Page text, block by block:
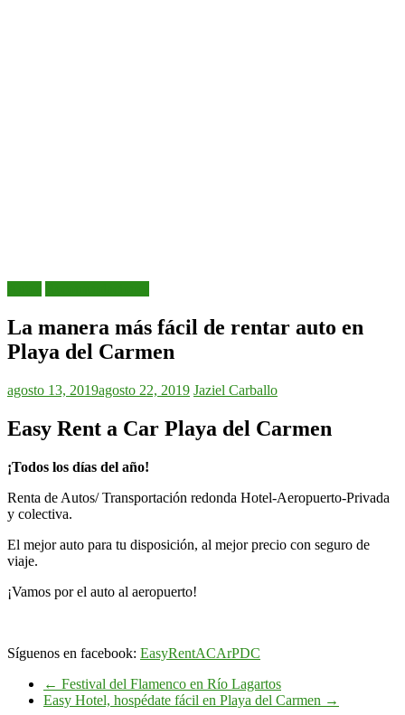
La manera más fácil de rentar auto en
Playa del Carmen
agosto 13, 2019agosto 22, 2019 Jaziel Carballo
Easy Rent a Car Playa del Carmen
¡Todos los días del año!
Renta de Autos/ Transportación redonda Hotel-Aeropuerto-Privada
y colectiva.
El mejor auto para tu disposición, al mejor precio con seguro de
viaje.
¡Vamos por el auto al aeropuerto!
Síguenos en facebook: EasyRentACArPDC
← Festival del Flamenco en Río Lagartos
Easy Hotel, hospédate fácil en Playa del Carmen →